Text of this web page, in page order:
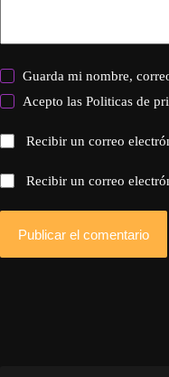
Guarda mi nombre,
Acepto lasPoliticas de
Recibir un correo
Recibir un correo
Publicar el comentario